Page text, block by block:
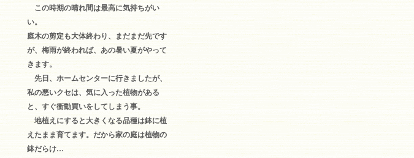
この時期の晴れ間は最高に気持ちがい
い。
庭木の剪定も大体終わり、まだまだ先です
が、梅雨が終われば、あの暑い夏がやって
きます。
先日、ホームセンターに行きましたが、
私の悪いクセは、気に入った植物がある
と、すぐ衝動買いをしてしまう事。
地植えにすると大きくなる品種は鉢に植
えたまま育てます。だから家の庭は植物の
鉢だらけ…